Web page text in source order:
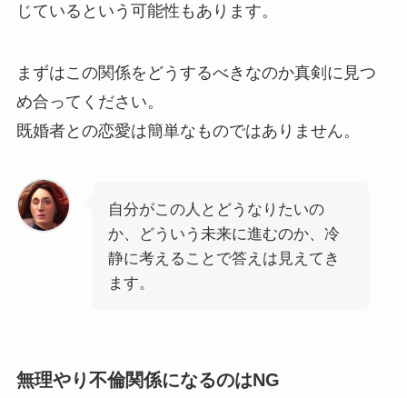
じているという可能性もあります。
まずはこの関係をどうするべきなのか真剣に見つ
め合ってください。
既婚者との恋愛は簡単なものではありません。
自分がこの人とどうなりたいの
か、どういう未来に進むのか、冷
静に考えることで答えは見えてき
ます。
無理やり不倫関係になるのはNG